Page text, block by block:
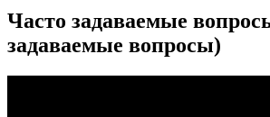
Часто задаваемые
задаваемые вопросы)